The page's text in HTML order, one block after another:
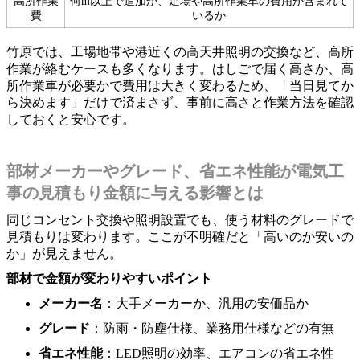
費
いるか
竹原では、工場地帯や港近くの高天井照明の交換など、高所
作業が絡むケースも多くなります。はしごで届く高さか、高
所作業車が必要かで費用は大きく変わるため、「当日見てか
ら決めます」だけで済まさず、事前に高さと作業方法を確認
しておくと安心です。
部材メーカーやグレード、省エネ性能が電気工
事の見積もり金額に与える影響とは
同じコンセント交換や照明設置でも、使う材料のグレードで
見積もりは変わります。ここが不明確だと「高いのか安いの
か」が見えません。
部材で金額が変わりやすいポイント
メーカー名 ：大手メーカーか、汎用の安価品か
グレード ：防雨・防塵仕様、業務用仕様などの有無
省エネ性能：LED照明の効率、エアコンの省エネ性